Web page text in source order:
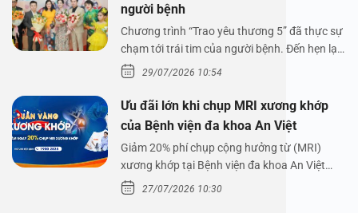
người bệnh
Chương trình “Trao yêu thương 5” đã thực sự
chạm tới trái tim của người bệnh. Đến hẹn lại
lên,…29/07/2026 10:54
Ưu đãi lớn khi chụp MRI xương khớp
của Bệnh viện đa khoa An Việt
Giảm 20% phí chụp cộng hưởng từ (MRI)
xương khớp tại Bệnh viện đa khoa An Việt
Bệnh viện đa…
27/07/2026 10:30